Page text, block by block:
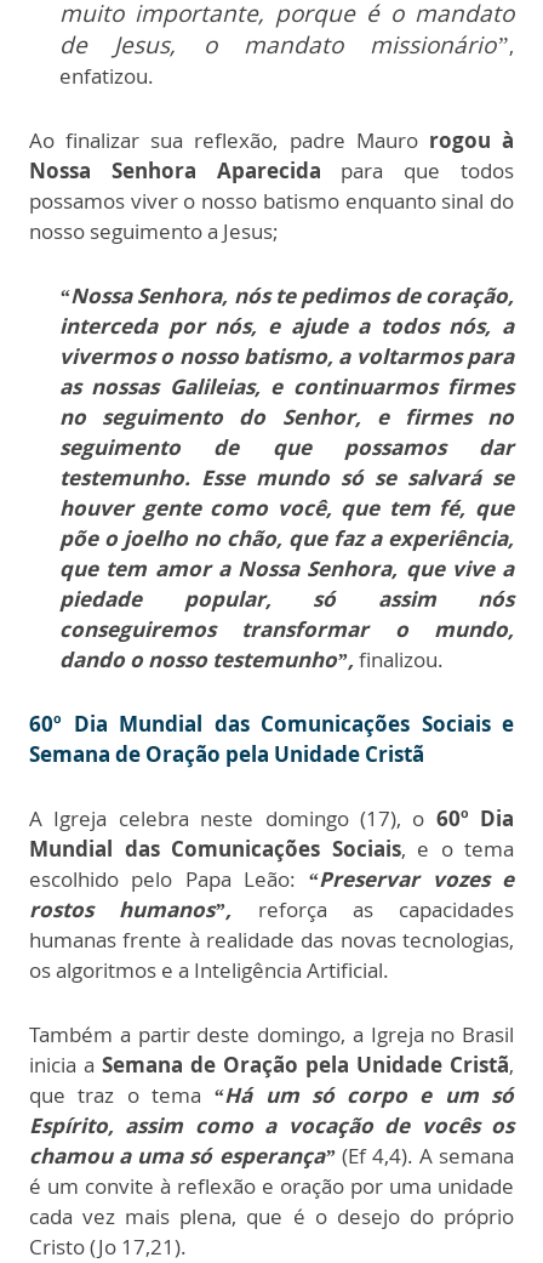
muito importante, porque é o mandato
de Jesus, o mandato missionário”,
enfatizou.
Ao finalizar sua reflexão, padre Mauro rogou à
Nossa Senhora Aparecida para que todos
possamos viver o nosso batismo enquanto sinal do
nosso seguimento a Jesus;
“Nossa Senhora, nós te pedimos de coração,
interceda por nós, e ajude a todos nós, a
vivermos o nosso batismo, a voltarmos para
as nossas Galileias, e continuarmos firmes
no seguimento do Senhor, e firmes no
seguimento de que possamos dar
testemunho. Esse mundo só se salvará se
houver gente como você, que tem fé, que
põe o joelho no chão, que faz a experiência,
que tem amor a Nossa Senhora, que vive a
piedade popular, só assim nós
conseguiremos transformar o mundo,
dando o nosso testemunho”, finalizou.
60º Dia Mundial das Comunicações Sociais e
Semana de Oração pela Unidade Cristã
A Igreja celebra neste domingo (17), o 60º Dia
Mundial das Comunicações Sociais, e o tema
escolhido pelo Papa Leão: “Preservar vozes e
rostos humanos”, reforça as capacidades
humanas frente à realidade das novas tecnologias,
os algoritmos e a Inteligência Artificial.
Também a partir deste domingo, a Igreja no Brasil
inicia a Semana de Oração pela Unidade Cristã,
que traz o tema “Há um só corpo e um só
Espírito, assim como a vocação de vocês os
chamou a uma só esperança”(Ef 4,4). A semana
é um convite à reflexão e oração por uma unidade
cada vez mais plena, que é o desejo do próprio
Cristo (Jo 17,21).